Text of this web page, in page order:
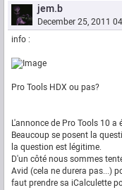
jem.b
December 25, 2011
info :
Pro Tools HDX ou pas?
L'annonce de Pro Tools 10
Beaucoup se posent la
la question est légitime.
D'un côté nous sommes
Avid (cela ne durera pas...)
faut prendre sa iCalculette